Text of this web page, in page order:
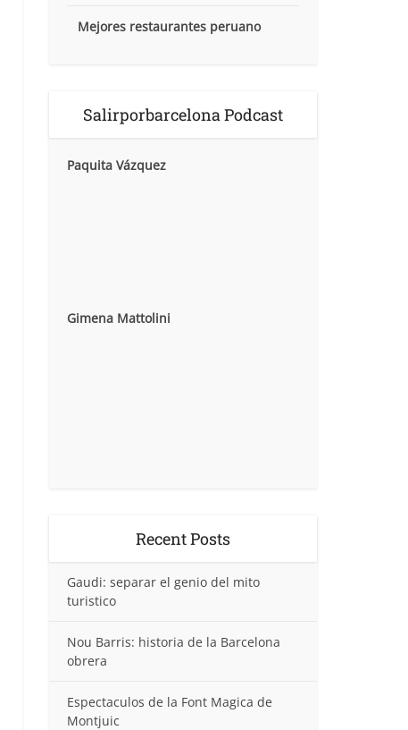
Mejores restaurantes peruano
Salirporbarcelona Podcast
Paquita Vázquez
Gimena Mattolini
Recent Posts
Gaudi: separar el genio del mito
turistico
Nou Barris: historia de la Barcelona
obrera
Espectaculos de la Font Magica de
Montjuic